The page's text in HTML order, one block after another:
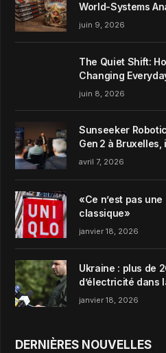
World-Systems
juin 9, 2026
The Quiet Shift:
Changing
juin 8, 2026
Sunseeker
Gen 2 à
concept de
avril 7, 2026
«Ce n’est pas
classique»
janvier 18, 2026
Ukraine : plus de
d’électricité dans
janvier 18, 2026
DERNIÈRES NOUVELLES